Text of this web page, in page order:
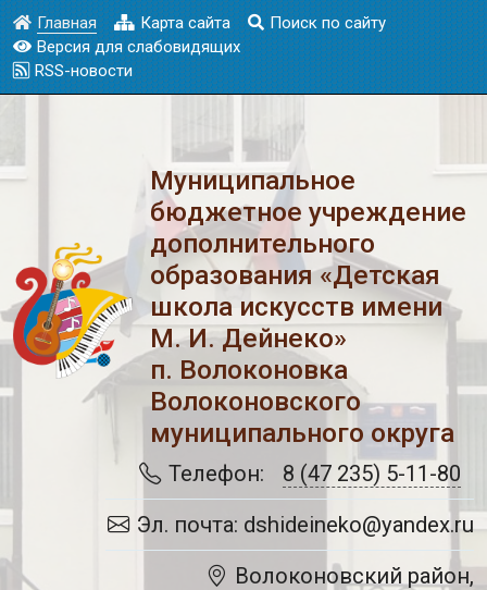
Главная Карта сайта
Поиск по сайту
Версия для слабовидящих
RSS-новости
Муниципальное
бюджетное учреждение
дополнительного
образования «Детская
школа искусств имени
М. И. Дейнеко»
п. Волоконовка
Волоконовского
муниципального округа
Телефон:
8 (47 235) 5-11-80
Эл. почта: dshideineko@yandex.ru
Волоконовский район,